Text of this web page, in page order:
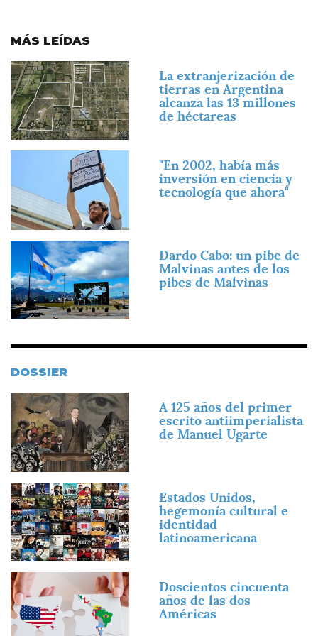
MÁS LEÍDAS
Imagen
La extranjerización de
tierras en Argentina
alcanza las 13 millones
de héctareas
"En 2002, había más
inversión en ciencia y
tecnología que ahora"
Imagen
Dardo Cabo: un pibe de
Malvinas antes de los
pibes de Malvinas
DOSSIER
Imagen
A 125 años del primer
escrito antiimperialista
de Manuel Ugarte
Imagen
Estados Unidos,
hegemonía cultural e
identidad
latinoamericana
Imagen
Doscientos cincuenta
años de las dos
Américas